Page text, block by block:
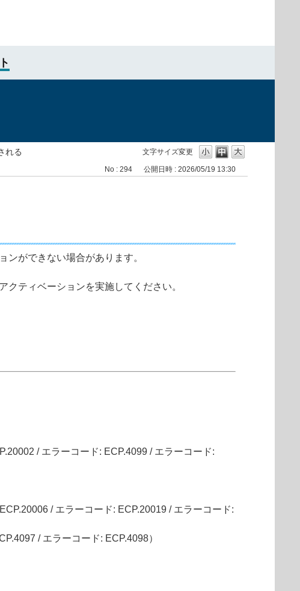
文字サイズ変更
れる
No : 294 公開日時 : 2026/05/19 13:30
ができない場合があります。
ティベーションを実施してください。
/ エラーコード: ECP.4099 / エラーコード:
/ エラーコード: ECP.20019 / エラーコード:
/ エラーコード: ECP.4098）